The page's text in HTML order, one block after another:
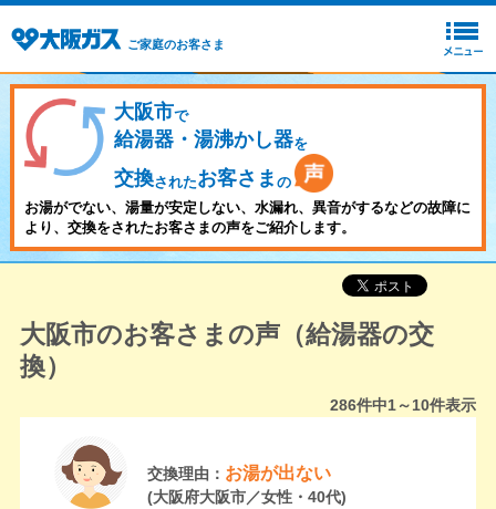
ご家庭のお客さま
大阪市で
給湯器・湯沸かし器を
交換されたお客さま の
お湯がでない、湯量が安定しない、水漏れ、異音がするなどの故障に
より、交換をされたお客さまの声をご紹介します。
大阪市のお客さまの声（給湯器の交
換）
286件中1～10件表示
交換理由： お湯が出ない
(大阪府大阪市／女性・40代)